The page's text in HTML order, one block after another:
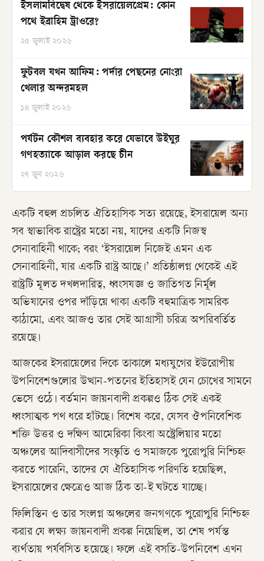
ইসলামবিদ্বেষ থেকে ইসরায়েলপ্রেম: কোন
পথে ইব্রাহিম ট্রাওরে?
২৫ জুলাই ২০২৬
ফুটবল যখন আফিম: পর্দার পেছনের নোংরা
খেলার অন্দরমহল
১৪ জুলাই ২০২৬
পর্যটন কৌশল ব্যবহার করে যেভাবে উইঘুর
গণহত্যাকে আড়াল করছে চীন
২৭ জুন ২০২৬
​একটি বহুল প্রচলিত ঐতিহাসিক সত্য রয়েছে, ইসরায়েল অন্য
সব স্বাভাবিক রাষ্ট্রের মতো নয়, যাদের একটি নিজস্ব
সেনাবাহিনী থাকে; বরং ‘ইসরায়েল নিজেই এমন এক
সেনাবাহিনী, যার একটি রাষ্ট্র আছে।’ প্রতিষ্ঠালগ্ন থেকেই এই
রাষ্ট্রটি মূলত দখলদারিত্ব, ধ্বংসযজ্ঞ ও জাতিগত নির্মূল
অভিযানের ওপর দাঁড়িয়ে থাকা একটি বহুমাত্রিক সামরিক
কাঠামো, এবং আজও তার সেই আগ্রাসী চরিত্র অপরিবর্তিত
রয়েছে।
​আজকের ইসরায়েলের দিকে তাকালে মধ্যযুগের ইউরোপীয়
উপনিবেশগুলোর উত্থান-পতনের ইতিহাসই যেন চোখের সামনে
ভেসে ওঠে। বর্তমান জায়নবাদী প্রকল্পও ঠিক সেই একই
ধ্বংসাত্মক পথ ধরে হাঁটছে। বিশেষ করে, যেসব ঔপনিবেশিক
শক্তি উত্তর ও দক্ষিণ আমেরিকা কিংবা অস্ট্রেলিয়ার মতো
অঞ্চলের আদিবাসীদের সংস্কৃতি ও সমাজকে পুরোপুরি নিশ্চিহ্ন
করতে পারেনি, তাদের যে ঐতিহাসিক পরিণতি হয়েছিল,
ইসরায়েলের ক্ষেত্রেও আজ ঠিক তা-ই ঘটতে যাচ্ছে।
ফিলিস্তিন ও তার সংলগ্ন অঞ্চলের জনগণকে পুরোপুরি নিশ্চিহ্ন
করার যে লক্ষ্য জায়নবাদী প্রকল্প নিয়েছিল, তা শেষ পর্যন্ত
ব্যর্থতায় পর্যবসিত হয়েছে। ফলে এই বসতি-উপনিবেশ এখন